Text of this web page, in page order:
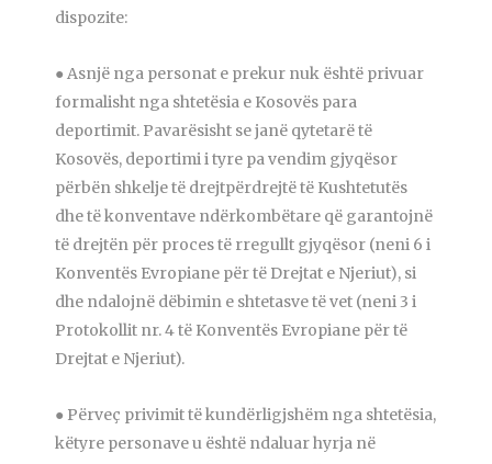
dispozite:
● Asnjë nga personat e prekur nuk është privuar
formalisht nga shtetësia e Kosovës para
deportimit. Pavarësisht se janë qytetarë të
Kosovës, deportimi i tyre pa vendim gjyqësor
përbën shkelje të drejtpërdrejtë të Kushtetutës
dhe të konventave ndërkombëtare që garantojnë
të drejtën për proces të rregullt gjyqësor (neni 6 i
Konventës Evropiane për të Drejtat e Njeriut), si
dhe ndalojnë dëbimin e shtetasve të vet (neni 3 i
Protokollit nr. 4 të Konventës Evropiane për të
Drejtat e Njeriut).
● Përveç privimit të kundërligjshëm nga shtetësia,
këtyre personave u është ndaluar hyrja në